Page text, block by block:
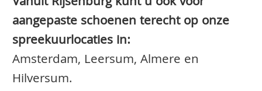
aangepaste schoenen terecht op onze
spreekuurlocaties in:
Amsterdam, Leersum, Almere en
Hilversum.